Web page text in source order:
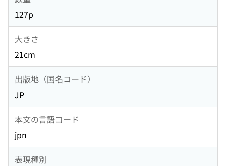
127p
大きさ
21cm
出版地（国名コード）
JP
本文の言語コード
jpn
表現種別